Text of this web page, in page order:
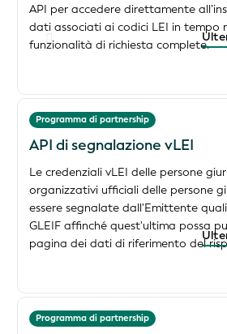
API per accedere direttamente
dati associati ai codici LEI in tempo
funzionalità di richiesta complete.
Programma di partnership
API di segnalazione vLEI
Le credenziali vLEI delle persone
organizzativi ufficiali delle persone
essere segnalate dall'Emittente
GLEIF affinché quest'ultima possa
pagina dei dati di riferimento del
Programma di partnership